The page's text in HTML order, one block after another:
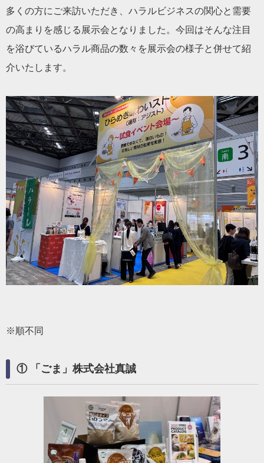
多くの方にご来訪いただき、ハラルビジネスの関心と需要
の高まりを感じる展示会となりました。今回はそんな注目
を浴びているハラル商品の数々を展示会の様子と併せて紹
介いたします。
※順不同
① 「ごま」株式会社真誠